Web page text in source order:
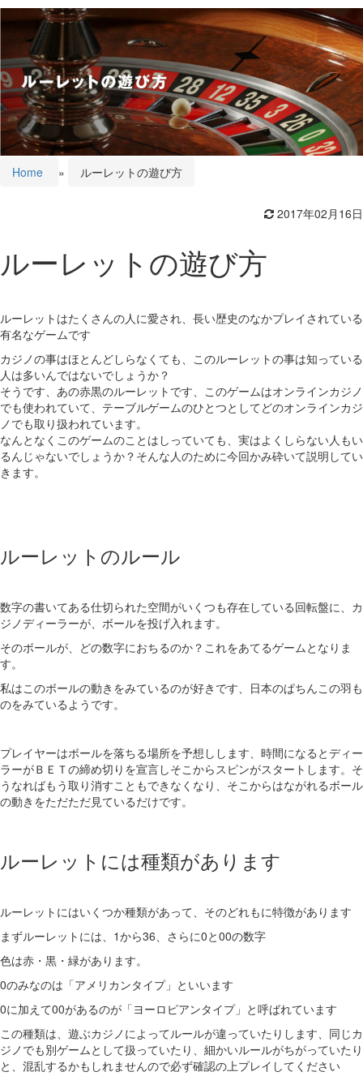
Home » ルーレットの遊び方
2017年02月16日
ルーレットの遊び方
ルーレットはたくさんの人に愛され、長い歴史のなかプレイされている
有名なゲームです
カジノの事はほとんどしらなくても、このルーレットの事は知っている
人は多いんではないでしょうか？
そうです、あの赤黒のルーレットです、このゲームはオンラインカジノ
でも使われていて、テーブルゲームのひとつとしてどのオンラインカジ
ノでも取り扱われています。
なんとなくこのゲームのことはしっていても、実はよくしらない人もい
るんじゃないでしょうか？そんな人のために今回かみ砕いて説明してい
きます。
ルーレットのルール
数字の書いてある仕切られた空間がいくつも存在している回転盤に、カ
ジノディーラーが、ボールを投げ入れます。
そのボールが、どの数字におちるのか？これをあてるゲームとなりま
す。
私はこのボールの動きをみているのが好きです、日本のぱちんこの羽も
のをみているようです。
プレイヤーはボールを落ちる場所を予想しします、時間になるとディー
ラーがＢＥＴの締め切りを宣言しそこからスピンがスタートします。そ
うなればもう取り消すこともできなくなり、そこからはながれるボール
の動きをただただ見ているだけです。
ルーレットには種類があります
ルーレットにはいくつか種類があって、そのどれもに特徴があります
まずルーレットには、1から36、さらに0と00の数字
色は赤・黒・緑があります。
0のみなのは「アメリカンタイプ」といいます
0に加えて00があるのが「ヨーロピアンタイプ」と呼ばれています
この種類は、遊ぶカジノによってルールが違っていたりします、同じカ
ジノでも別ゲームとして扱っていたり、細かいルールがちがっていたり
と、混乱するかもしれませんので必ず確認の上プレイしてください